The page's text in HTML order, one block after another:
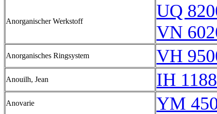
Anorganischer Werkstoff
UQ
VN
Anorganisches Ringsystem VH
Anouilh, Jean IH
Anovarie
YM